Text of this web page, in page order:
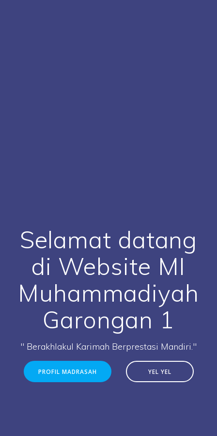
Selamat datang
di Website MI
Muhammadiyah
Garongan 1
" Berakhlakul Karimah Berprestasi Mandiri."
PROFIL MADRASAH YEL YEL